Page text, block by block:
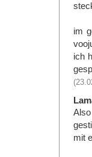
im
ich
mit